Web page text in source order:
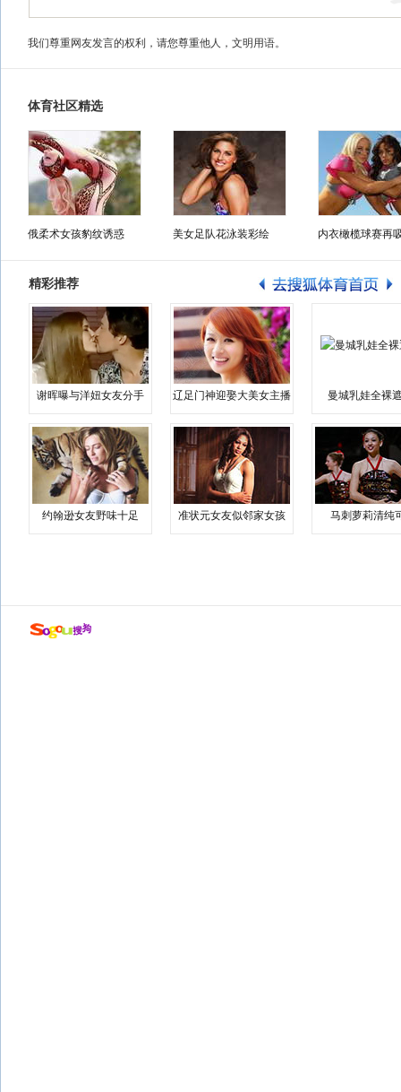
我们尊重网友发言的权利，请您尊重他人，文明用语。
体育社区精选
俄柔术女孩豹纹诱惑 美女足队花泳装彩绘 内衣橄榄球赛再
精彩推荐
谢晖曝与洋妞女友分手 辽足门神迎娶大美女主播 曼城乳娃全裸
约翰逊女友野味十足 准状元女友似邻家女孩 马刺萝莉清纯